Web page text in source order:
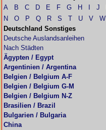
A
B C D E F G H J
N
O P Q R S T U V W
Deutschland Sonstiges
Deutsche Auslandsanleihen
Nach Städten
Ägypten / Egypt
Argentinien / Argentina
Belgien / Belgium A-F
Belgien / Belgium G-M
Belgien / Belgium N-Z
Brasilien / Brazil
Bulgarien / Bulgaria
China